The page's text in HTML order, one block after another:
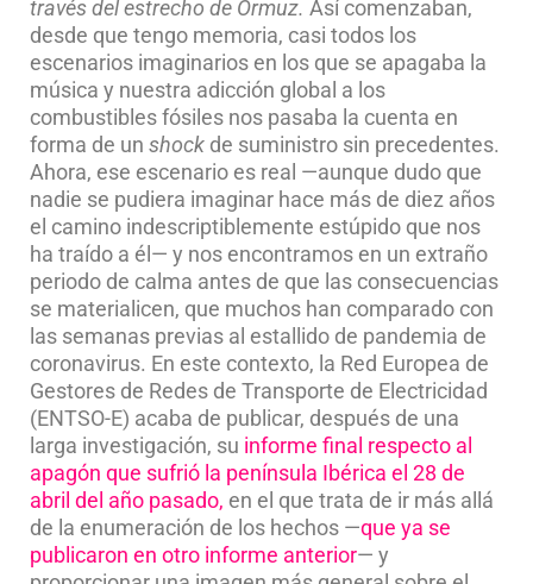
través del estrecho de Ormuz. Así comenzaban,
desde que tengo memoria, casi todos los
escenarios imaginarios en los que se apagaba la
música y nuestra adicción global a los
combustibles fósiles nos pasaba la cuenta en
forma de un shock de suministro sin precedentes.
Ahora, ese escenario es real —aunque dudo que
nadie se pudiera imaginar hace más de diez años
el camino indescriptiblemente estúpido que nos
ha traído a él— y nos encontramos en un extraño
periodo de calma antes de que las consecuencias
se materialicen, que muchos han comparado con
las semanas previas al estallido de pandemia de
coronavirus. En este contexto, la Red Europea de
Gestores de Redes de Transporte de Electricidad
(ENTSO-E) acaba de publicar, después de una
larga investigación, su informe final respecto al
apagón que sufrió la península Ibérica el 28 de
abril del año pasado, en el que trata de ir más allá
de la enumeración de los hechos —que ya se
publicaron en otro informe anterior— y